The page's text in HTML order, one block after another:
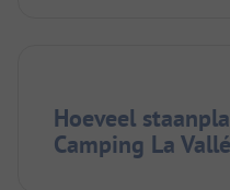
Hoeveel
Camping La